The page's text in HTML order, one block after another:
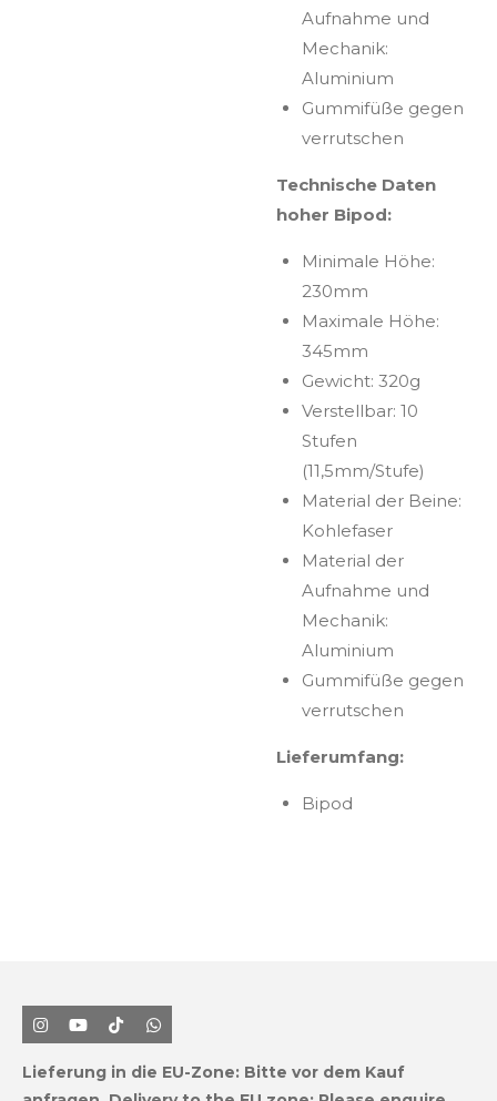
Aufnahme und
Mechanik:
Aluminium
Gummifüße gegen
verrutschen
Technische Daten
hoher Bipod:
Minimale Höhe:
230mm
Maximale Höhe:
345mm
Gewicht: 320g
Verstellbar: 10
Stufen
(11,5mm/Stufe)
Material der Beine:
Kohlefaser
Material der
Aufnahme und
Mechanik:
Aluminium
Gummifüße gegen
verrutschen
Lieferumfang:
Bipod
I
n
t
a
Y
o
T
u
T
i
k
T
o
W
h
t
s
Lieferung in die EU-Zone: Bitte vor dem Kauf